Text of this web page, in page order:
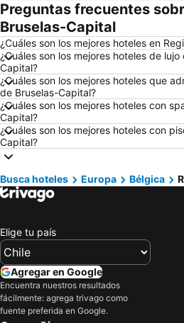
Hoteles en La Serena
Hoteles en Lima
Hoteles en San Andrés
Hoteles en Chillán
Hoteles en Aruba
Hoteles en Región Metropolitana de Santiago
Hoteles en Isla de Pascua
Hoteles en Cerdeña
Hoteles en Lacio
Hoteles en Colombia
Hoteles en Andalucía
Hoteles en Prefectura Tokio
Preguntas frecuentes
Bruselas-Capital
¿Cuáles son los mejores hoteles en
¿Cuáles son los mejores hoteles de
Capital?
¿Cuáles son los mejores hoteles que
de Bruselas-Capital?
¿Cuáles son los mejores hoteles con
Capital?
¿Cuáles son los mejores hoteles con
Capital?
Busca hoteles Europa Bélgica
Elige tu país
Agregar en Google
Encuentra nuestros resultados
fácilmente: agrega trivago como
fuente preferida en Google.